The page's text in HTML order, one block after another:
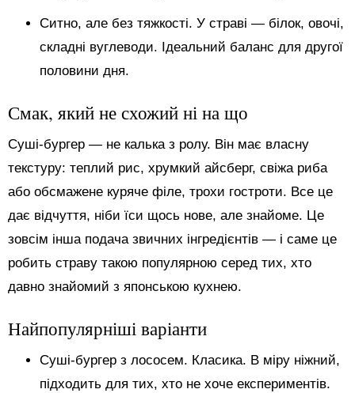
Ситно, але без тяжкості. У страві — білок, овочі,
складні вуглеводи. Ідеальний баланс для другої
половини дня.
Смак, який не схожий ні на що
Суші-бургер — не калька з ролу. Він має власну
текстуру: теплий рис, хрумкий айсберг, свіжа риба
або обсмажене куряче філе, трохи гостроти. Все це
дає відчуття, ніби їси щось нове, але знайоме. Це
зовсім інша подача звичних інгредієнтів — і саме це
робить страву такою популярною серед тих, хто
давно знайомий з японською кухнею.
Найпопулярніші варіанти
Суші-бургер з лососем. Класика. В міру ніжний,
підходить для тих, хто не хоче експериментів.